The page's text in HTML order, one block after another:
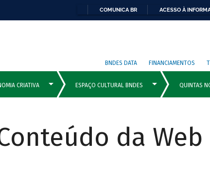
COMUNICA BR ACESSO À
BNDES DATA FINANCIAMENTOS
da Web